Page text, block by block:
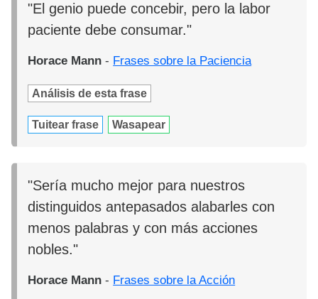
"El genio puede concebir, pero la labor
paciente debe consumar."
Horace Mann - Frases sobre la Paciencia
Análisis de esta frase
Tuitear frase Wasapear
"Sería mucho mejor para nuestros
distinguidos antepasados alabarles con
menos palabras y con más acciones
nobles."
Horace Mann - Frases sobre la Acción